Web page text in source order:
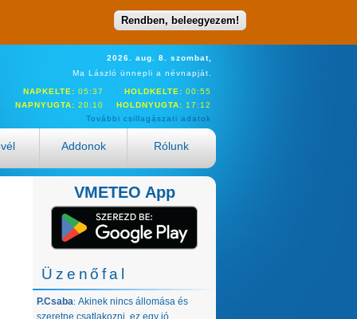
Rendben, beleegyezem!
2026. aug. 8. szombat,
Ma László ünnepli a névnapját.
NAPKELTE: 05:37 HOLDKELTE: 00:55
NAPNYUGTA: 20:10 HOLDNYUGTA: 17:12
További csillagászati adatok
Addonok Rólunk
VMETEO App
Üzenőfal
P.Csaba: Akinek nincs állomása és